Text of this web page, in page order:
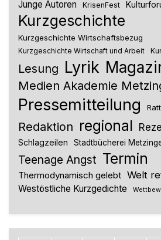
Junge Autoren KrisenFest
Kurzgeschichte
Kurzgeschichte Wirtschaftsbezug
Kurzgeschichte Wirtschaft und Arbeit
Lesung Lyrik
Medien Akademie
Pressemitteilung
Redaktion regional
Schlagzeilen Stadtbücherei
Teenage Angst Termin
Thermodynamisch gelebt Welt
Westöstliche Kurzgedichte